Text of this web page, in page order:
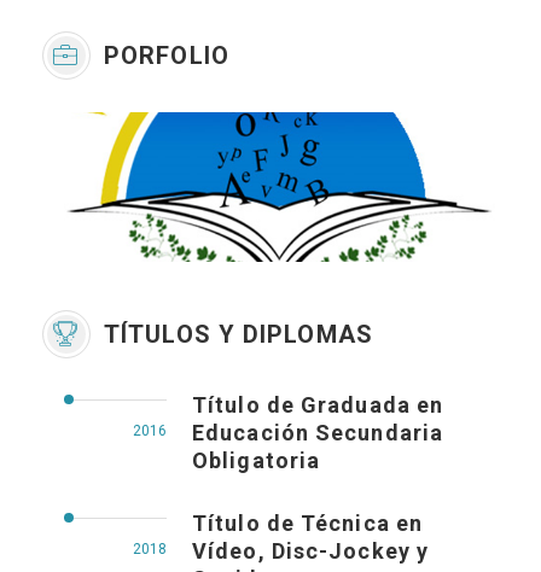
PORFOLIO
TÍTULOS Y DIPLOMAS
2016
Título de Graduada en
Educación Secundaria
Obligatoria
2018
Título de Técnica en
Vídeo, Disc-Jockey y